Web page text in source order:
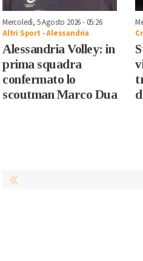
Mercoledì, 5 Agosto 2026 - 05:26
Altri Sport -Alessandria
Alessandria Volley: in
prima squadra
confermato lo
scoutman Marco Dua